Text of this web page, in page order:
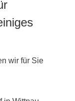
wir für Sie